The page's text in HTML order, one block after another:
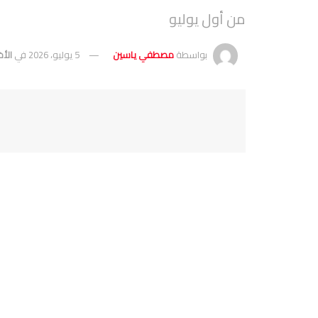
من أول يوليو
بواسطةمصطفي ياسين 5 يوليو، 2026 في